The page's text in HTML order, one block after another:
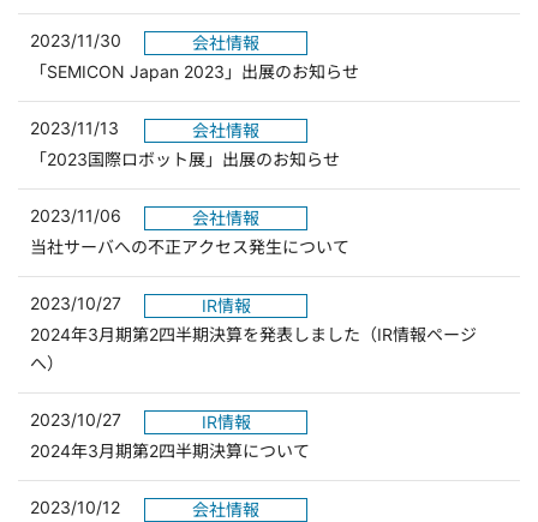
2023/11/30
会社情報
「SEMICON Japan 2023」出展のお知らせ
2023/11/13
会社情報
「2023国際ロボット展」出展のお知らせ
2023/11/06
会社情報
当社サーバへの不正アクセス発生について
2023/10/27
IR情報
2024年3月期第2四半期決算を発表しました（IR情報ページ
へ）
2023/10/27
IR情報
2024年3月期第2四半期決算について
2023/10/12
会社情報